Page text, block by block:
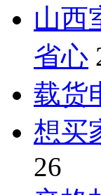
山西
省心
载货
想买
26